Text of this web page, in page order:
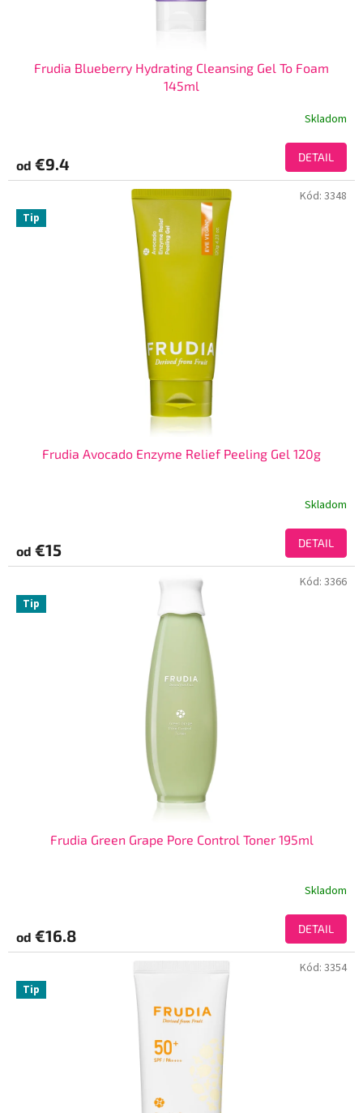
Frudia Blueberry Hydrating Cleansing Gel To Foam
145ml
Skladom
od €9.4 DETAIL
Tip
Frudia Avocado Enzyme Relief Peeling Gel 120g
Skladom
od €15 DETAIL
Kód: 3348
Tip
Frudia Green Grape Pore Control Toner 195ml
Skladom
od €16.8 DETAIL
Kód: 3366
Tip
Kód: 3354